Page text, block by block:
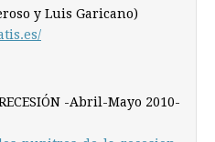
y Luis Garicano)
-Abril-Mayo 2010-